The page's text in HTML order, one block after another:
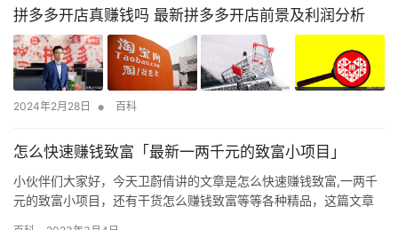
拼多多开店真赚钱吗 最新拼多多开店前景及利润分析
2024年2月28日 • 百科
怎么快速赚钱致富「最新一两千元的致富小项目」
小伙伴们大家好，今天卫蔚倩讲的文章是怎么快速赚钱致富,一两千
元的致富小项目，还有干货怎么赚钱致富等等各种精品，这篇文章